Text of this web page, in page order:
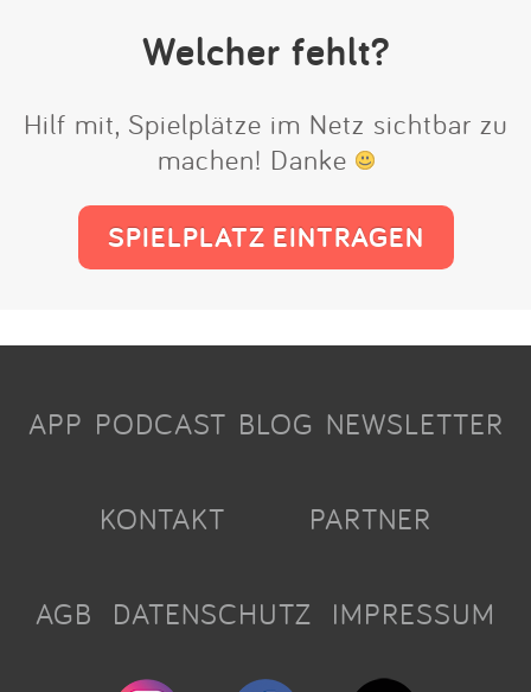
Welcher fehlt?
Hilf mit, Spielplätze im Netz sichtbar zu
machen! Danke
SPIELPLATZ EINTRAGEN
APP PODCAST BLOG NEWSLETTER
KONTAKT PARTNER
AGB DATENSCHUTZ IMPRESSUM